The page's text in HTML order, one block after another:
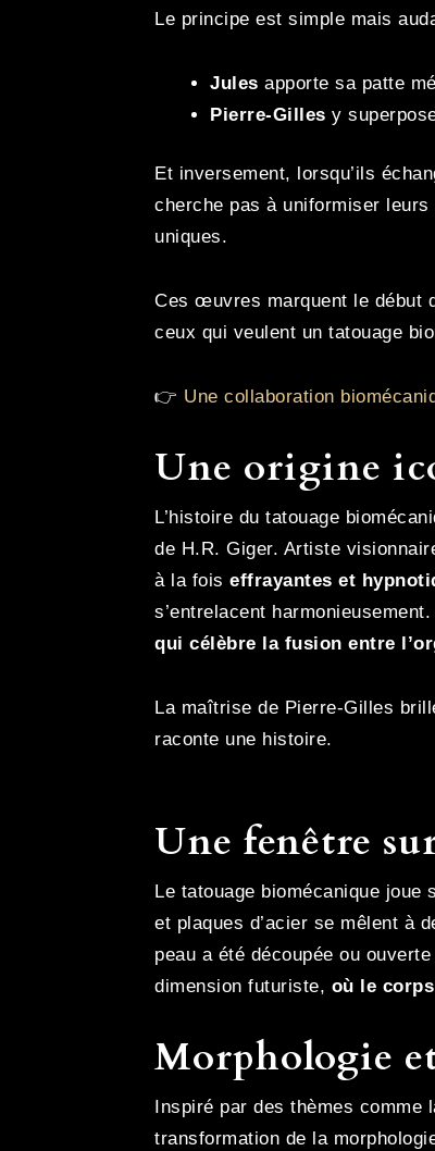
Le principe est simple mais
Jules apporte sa patte
Pierre-Gilles y
Et inversement, lorsqu’ils
cherche pas à uniformiser
uniques.
Ces œuvres marquent le début
ceux qui veulent un tatouage
👉 Une collaboration
Une origine
L’histoire du tatouage
de H.R. Giger. Artiste
à la fois effrayantes et
s’entrelacent
qui célèbre la fusion entre
La maîtrise de Pierre-Gilles
raconte une histoire.
Une fenêtre
Le tatouage biomécanique joue
et plaques d’acier se mêlent à
peau a été découpée ou
dimension futuriste, où le
Morphologie
Inspiré par des thèmes
transformation de la